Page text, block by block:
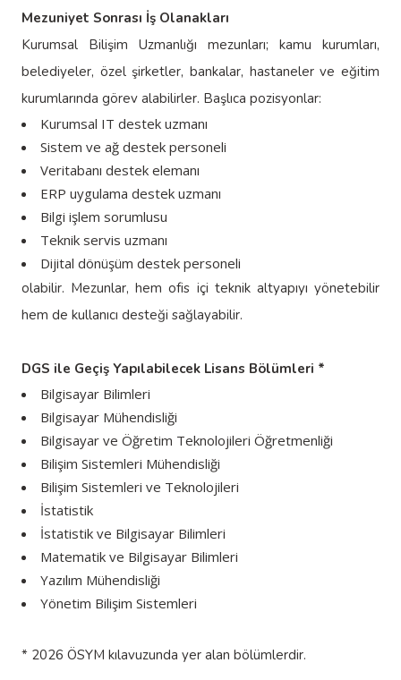
Mezuniyet Sonrası İş Olanakları
Kurumsal Bilişim Uzmanlığı mezunları; kamu kurumları,
belediyeler, özel şirketler, bankalar, hastaneler ve eğitim
kurumlarında görev alabilirler. Başlıca pozisyonlar:
Kurumsal IT destek uzmanı
Sistem ve ağ destek personeli
Veritabanı destek elemanı
ERP uygulama destek uzmanı
Bilgi işlem sorumlusu
Teknik servis uzmanı
Dijital dönüşüm destek personeli
olabilir. Mezunlar, hem ofis içi teknik altyapıyı yönetebilir
hem de kullanıcı desteği sağlayabilir.
DGS ile Geçiş Yapılabilecek Lisans Bölümleri *
Bilgisayar Bilimleri
Bilgisayar Mühendisliği
Bilgisayar ve Öğretim Teknolojileri Öğretmenliği
Bilişim Sistemleri Mühendisliği
Bilişim Sistemleri ve Teknolojileri
İstatistik
İstatistik ve Bilgisayar Bilimleri
Matematik ve Bilgisayar Bilimleri
Yazılım Mühendisliği
Yönetim Bilişim Sistemleri
* 2026 ÖSYM kılavuzunda yer alan bölümlerdir.